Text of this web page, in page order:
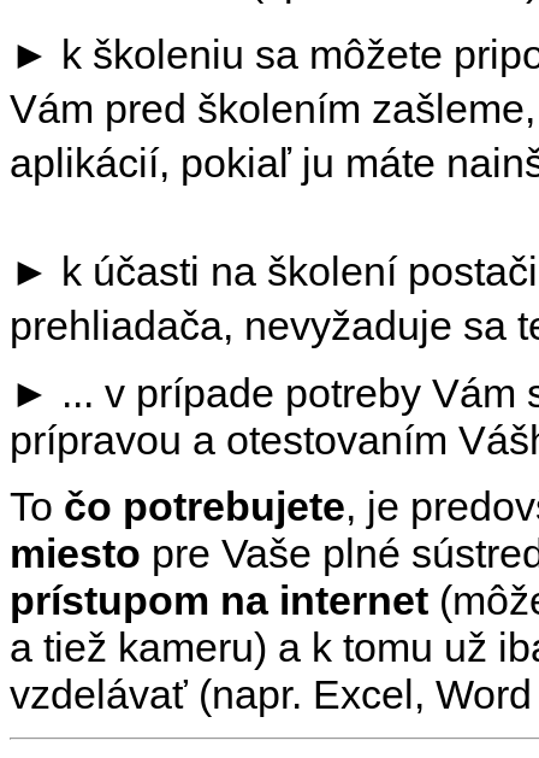
► k školeniu sa môžete
Vám pred školením
aplikácií, pokiaľ ju máte
► k účasti na školení
prehliadača, nevyžaduje sa
► ... v prípade potreby Vám
prípravou a otestovaním
To čo potrebujete, je
miesto pre Vaše plné
prístupom na internet
a tiež kameru) a k tomu už
vzdelávať (napr. Excel,